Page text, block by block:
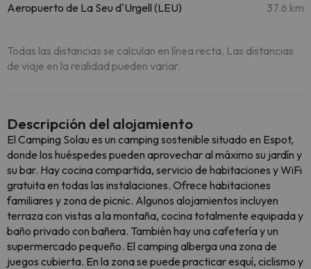
Aeropuerto de La Seu d'Urgell (LEU) 37.6 km
Todas las distancias se calculan en línea recta. Las distancias
de viaje en la realidad pueden variar.
Descripción del alojamiento
El Camping Solau es un camping sostenible situado en Espot,
donde los huéspedes pueden aprovechar al máximo su jardín y
su bar. Hay cocina compartida, servicio de habitaciones y WiFi
gratuita en todas las instalaciones. Ofrece habitaciones
familiares y zona de picnic. Algunos alojamientos incluyen
terraza con vistas a la montaña, cocina totalmente equipada y
baño privado con bañera. También hay una cafetería y un
supermercado pequeño. El camping alberga una zona de
juegos cubierta. En la zona se puede practicar esquí, ciclismo y